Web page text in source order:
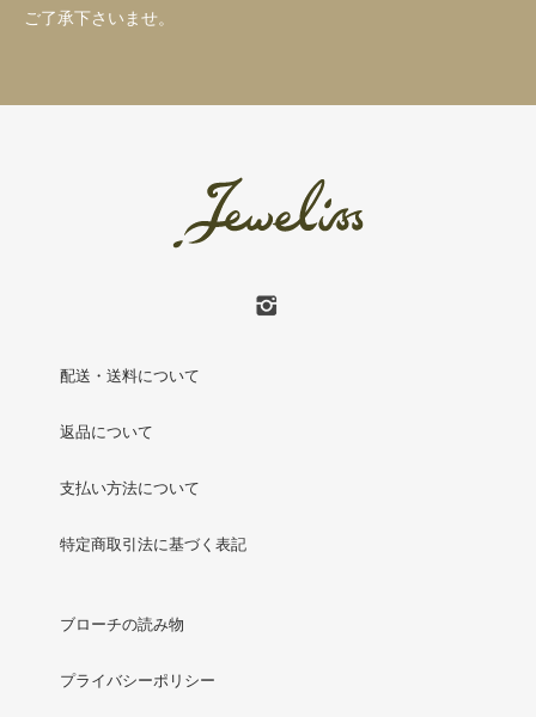
ご了承下さいませ。
配送・送料について
返品について
支払い方法について
特定商取引法に基づく表記
ブローチの読み物
プライバシーポリシー